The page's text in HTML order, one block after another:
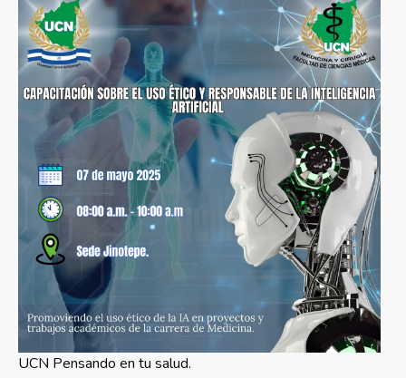
UCN Pensando en tu salud.